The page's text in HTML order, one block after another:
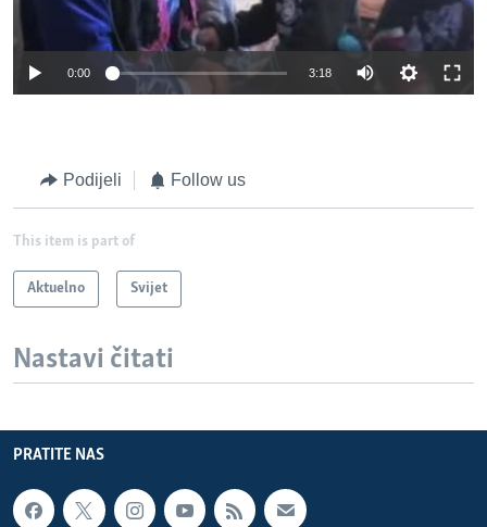
0:00 3:18
Podijeli Follow us
This item is part of
Aktuelno Svijet
Nastavi čitati
PRATITE NAS